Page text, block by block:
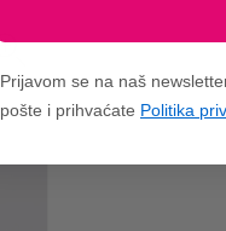
Prijavom se na naš
pošte i prihvaćate Politika